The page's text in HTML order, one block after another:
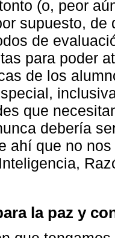
(o, peor
supuesto,
de
para poder
de los
que
debería
ahí que no
la paz y